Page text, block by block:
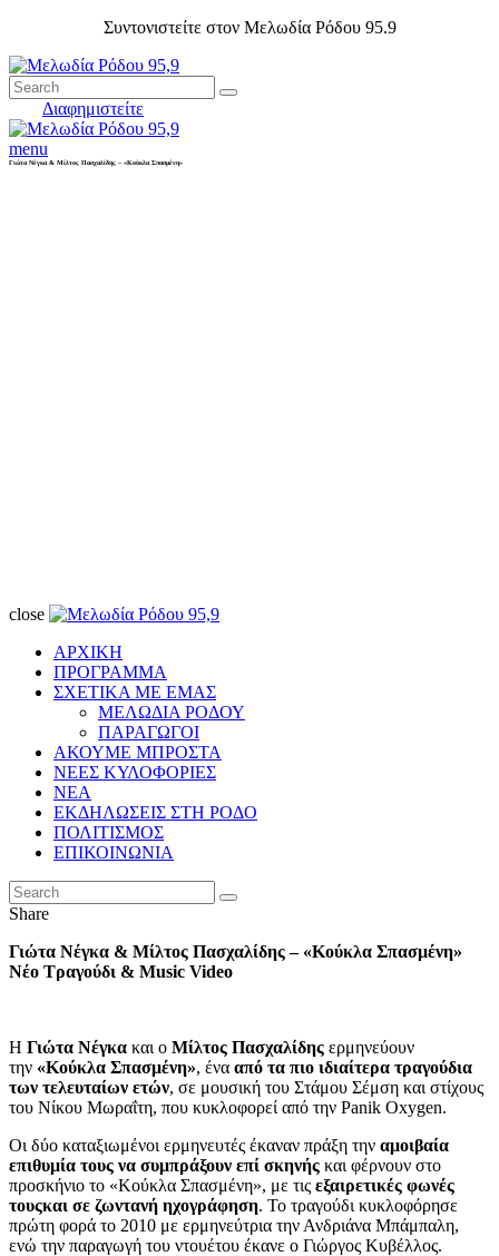
Συντονιστείτε στον Μελωδία Ρόδου 95.9
Διαφημιστείτε
menu
Γιώτα Νέγκα & Μίλτος Πασχαλίδης – «Κούκλα Σπασμένη»
close
ΑΡΧΙΚΗ
ΠΡΟΓΡΑΜΜΑ
ΣΧΕΤΙΚΑ ΜΕ ΕΜΑΣ
ΜΕΛΩΔΙΑ ΡΟΔΟΥ
ΠΑΡΑΓΩΓΟΙ
ΑΚΟΥΜΕ ΜΠΡΟΣΤΑ
ΝΕΕΣ ΚΥΛΟΦΟΡΙΕΣ
ΝΕΑ
ΕΚΔΗΛΩΣΕΙΣ ΣΤΗ ΡΟΔΟ
ΠΟΛΙΤΙΣΜΟΣ
ΕΠΙΚΟΙΝΩΝΙΑ
Share
Γιώτα Νέγκα & Μίλτος Πασχαλίδης – «Κούκλα Σπασμένη»
Νέο Τραγούδι & Music Video
Η Γιώτα Νέγκα και ο Μίλτος Πασχαλίδης ερμηνεύουν
την «Κούκλα Σπασμένη», ένα από τα πιο ιδιαίτερα τραγούδια
των τελευταίων ετών, σε μουσική του Στάμου Σέμση και στίχους
του Νίκου Μωραΐτη, που κυκλοφορεί από την Panik Oxygen.
Οι δύο καταξιωμένοι ερμηνευτές έκαναν πράξη την αμοιβαία
επιθυμία τους να συμπράξουν επί σκηνής και φέρνουν στο
προσκήνιο το «Κούκλα Σπασμένη», με τις εξαιρετικές φωνές
τουςκαι σε ζωντανή ηχογράφηση. Το τραγούδι κυκλοφόρησε
πρώτη φορά το 2010 με ερμηνεύτρια την Ανδριάνα Μπάμπαλη,
ενώ την παραγωγή του ντουέτου έκανε ο Γιώργος Κυβέλλος.